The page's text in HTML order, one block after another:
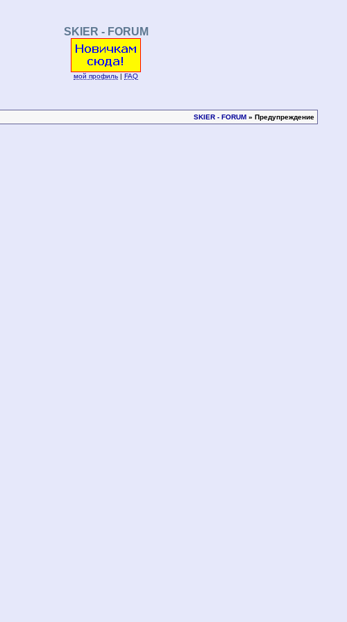
SKIER - FORUM
мой профиль | FAQ
SKIER - FORUM» Предупреждение